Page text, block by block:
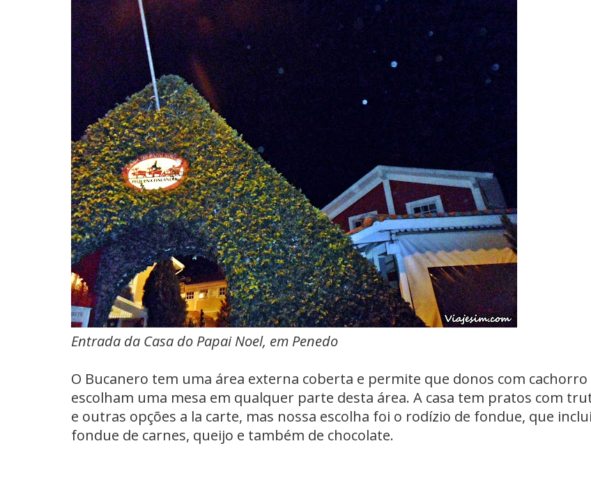
Entrada da Casa do Papai Noel, em Penedo
O Bucanero tem uma área externa coberta e permite que donos com cachorro
escolham uma mesa em qualquer parte desta área. A casa tem pratos com
e outras opções a la carte, mas nossa escolha foi o rodízio de fondue, que inclui
fondue de carnes, queijo e também de chocolate.